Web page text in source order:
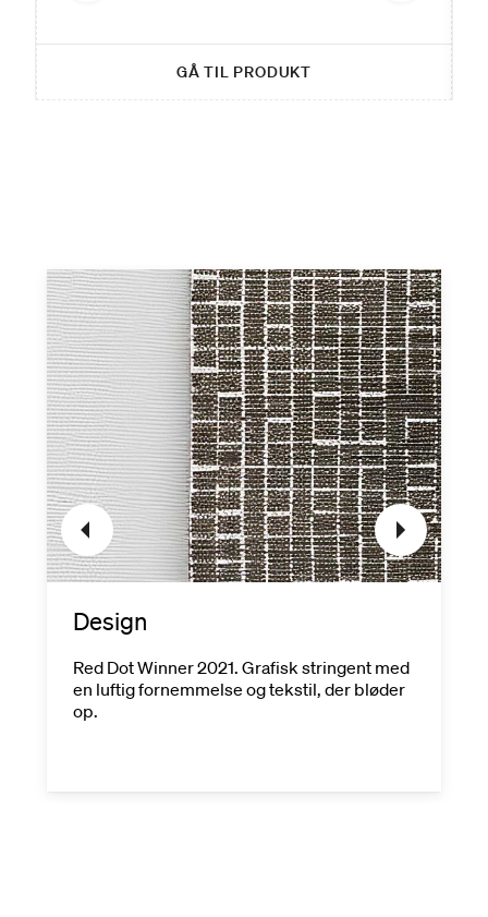
GÅ TIL PRODUKT
Design
Red Dot Winner 2021. Grafisk stringent med
en luftig fornemmelse og tekstil, der bløder
op.